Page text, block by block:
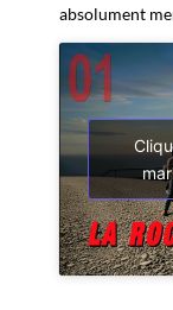
absolument